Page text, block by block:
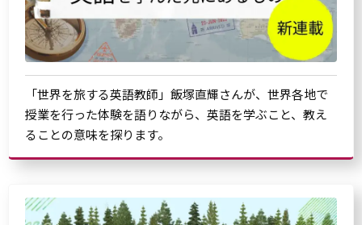
「世界を旅する英語教師」飯塚直輝さんが、世界各地で
授業を行った体験を語りながら、英語を学ぶこと、教え
ることの意味を探ります。